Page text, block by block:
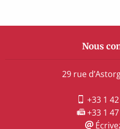
Nous
29 rue
+33 1
+33 1